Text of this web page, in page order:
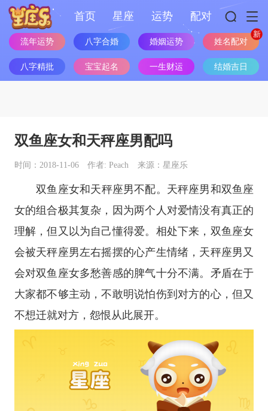
首页 星座 运势 配对
流年运势 八字合婚 婚姻运势 姓名配对
八字精批 宝宝起名 一生财运 结婚吉日
双鱼座女和天秤座男配吗
时间：2018-11-06 作者: Peach 来源：星座乐
双鱼座女和天秤座男不配。 天秤座男和双鱼座
女的组合极其复杂，因为两个人对爱情没有真正的
理解，但又以为自己懂得爱。相处下来，双鱼座女
会被天秤座男左右摇摆的心产生情绪，天秤座男又
会对双鱼座女多愁善感的脾气十分不满。矛盾在于
大家都不够主动，不敢明说怕伤到对方的心，但又
不想迁就对方，怨恨从此展开。